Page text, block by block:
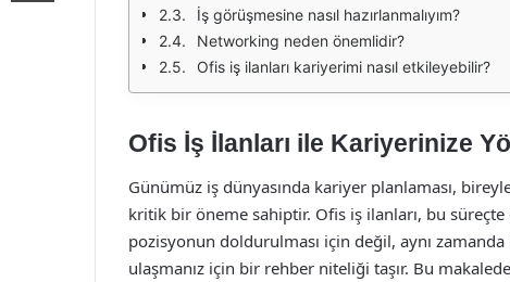
İş görüşmesine nasıl hazırlanmalıyım?
Networking neden önemlidir?
Ofis iş ilanları kariyerimi nasıl etkileyebilir?
Ofis İş İlanları ile Kariyerinize
Günümüz iş dünyasında kariyer planlaması,
kritik bir öneme sahiptir. Ofis iş ilanları, bu
pozisyonun doldurulması için değil, aynı
ulaşmanız için bir rehber niteliği taşır. Bu